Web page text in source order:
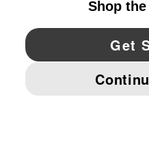
YouTube Twitter